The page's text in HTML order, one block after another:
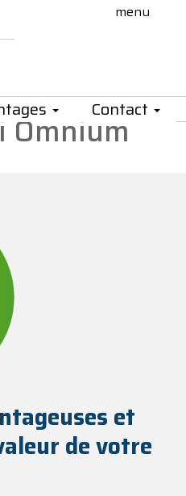
Contact
- Les
d'opter
Omnium
et
de votre